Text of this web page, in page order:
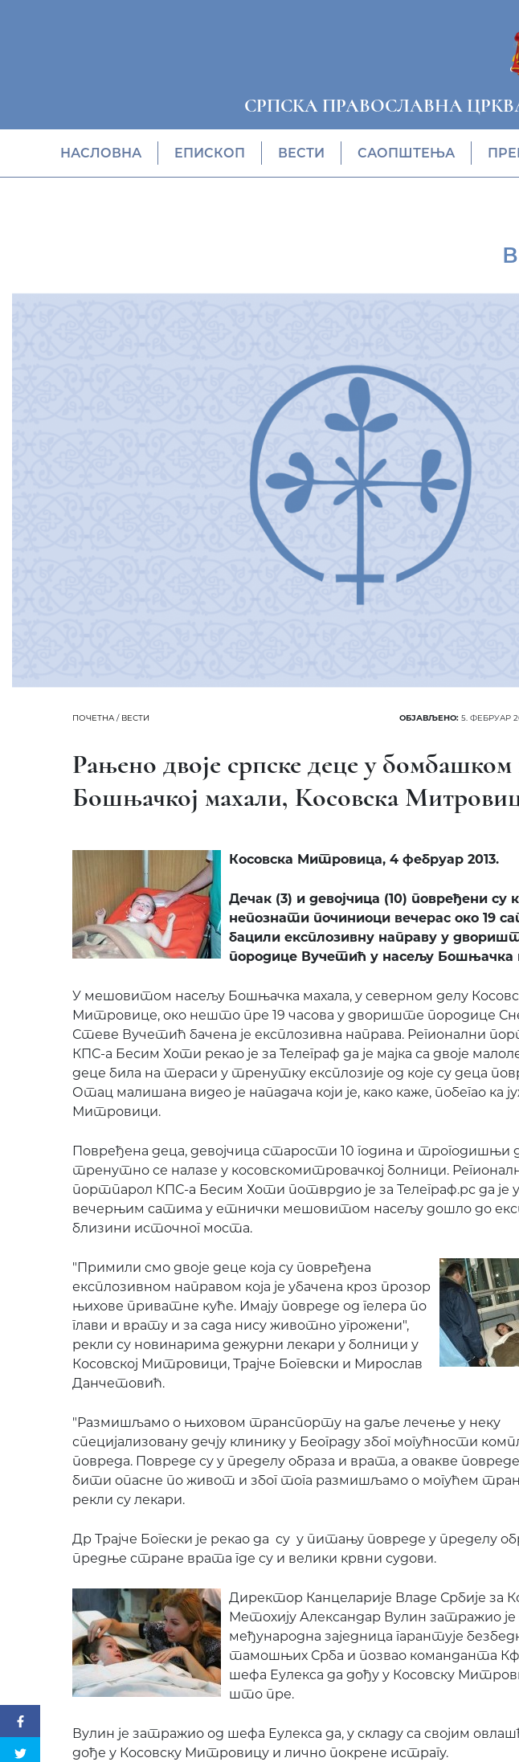
СРПСКА ПРАВОСЛАВНА
НАСЛОВНА EПИСКОП ВЕСТИ САОПШТЕЊА
ПОЧЕТНА/ ВЕСТИ ОБЈАВЉЕНО: 5. ФЕБРУАР
Рањено двоје српске деце у бомбашком
Бошњачкој махали, Косовска
Косовска Митровица, 4 фебруар 2013.
Дечак (3) и девојчица (10) повређени су
непознати починиоци вечерас око 19
бацили експлозивну направу у
породице Вучетић у насељу Бошњачка
У мешовитом насељу Бошњачка махала, у северном делу
Митровице, око нешто пре 19 часова у двориште породице
Стеве Вучетић бачена је експлозивна направа. Регионални
КПС-а Бесим Хоти рекао је за Телеграф да је мајка са двоје
деце била на тераси у тренутку експлозије од које су деца
Отац малишана видео је нападача који је, како каже, побегао ка
Митровици.
Повређена деца, девојчица старости 10 година и трогодишњи
тренутно се налазе у косовскомитровачкој болници.
портпарол КПС-а Бесим Хоти потврдио је за Телеграф.рс да је у
вечерњим сатима у етнички мешовитом насељу дошло до
близини источног моста.
"Примили смо двоје деце која су повређена
експлозивном направом која је убачена кроз прозор
њихове приватне куће. Имају повреде од гелера по
глави и врату и за сада нису животно угрожени",
рекли су новинарима дежурни лекари у болници у
Косовској Митровици, Трајче Богевски и Мирослав
Данчетовић.
"Размишљамо о њиховом транспорту на даље лечење у неку
специјализовану дечју клинику у Београду због могућности
повреда. Повреде су у пределу образа и врата, а овакве
бити опасне по живот и због тога размишљамо о могућем
рекли су лекари.
Др Трајче Богески је рекао да су у питању повреде у пределу
предње стране врата где су и велики крвни судови.
Директор Канцеларије Владе Србије за
Метохију Александар Вулин затражио је
међународна заједница гарантује
тамошњих Срба и позвао команданта
шефа Еулекса да дођу у Косовску
што пре.
Вулин је затражио од шефа Еулекса да, у складу са својим
дође у Косовску Митровицу и лично покрене истрагу.